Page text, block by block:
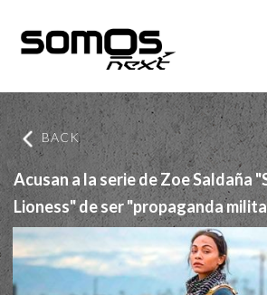
BACK
Acusan a la serie de Zoe Saldaña
Lioness" de ser "propaganda